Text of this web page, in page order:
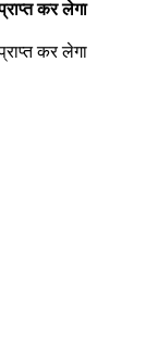
कर लेगा
कर लेगा